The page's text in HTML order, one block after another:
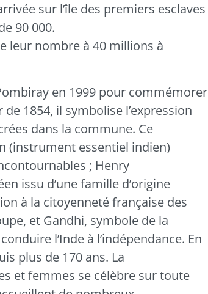
sur l’île des premiers esclaves
90 000.
leur nombre à 40 millions à
en 1999 pour commémorer
1854, il symbolise l’expression
dans la commune. Ce
(instrument essentiel indien)
; Henry
issu d’une famille d’origine
à la citoyenneté française des
et Gandhi, symbole de la
l’Inde à l’indépendance. En
plus de 170 ans. La
et femmes se célèbre sur toute